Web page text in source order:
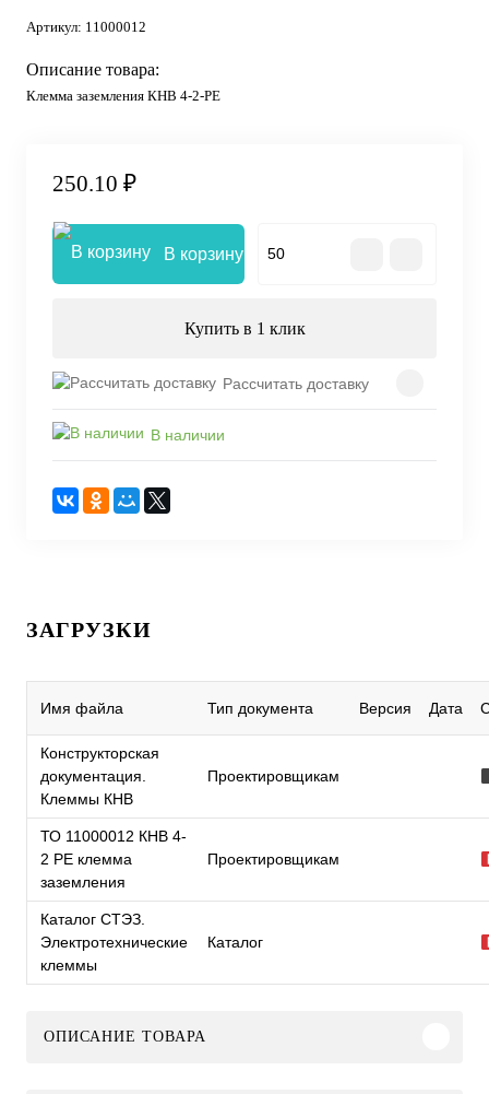
Артикул: 11000012
Описание товара:
Клемма заземления КНВ 4-2-PE
250.10 ₽
В корзину
Купить в 1 клик
Рассчитать доставку
В наличии
ЗАГРУЗКИ
Имя файла Тип документа Версия Дата
Конструкторская
документация.
Клеммы КНВ
Проектировщикам
ТО 11000012 КНВ 4-
2 PE клемма
заземления
Проектировщикам
Каталог СТЭЗ.
Электротехнические
клеммы
Каталог
ОПИСАНИЕ ТОВАРА